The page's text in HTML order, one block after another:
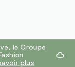
le Groupe
plus